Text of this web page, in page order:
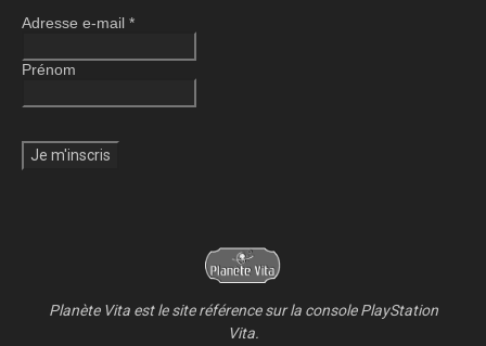
Adresse e-mail *
Prénom
Planète Vita est le site référence sur la console PlayStation
Vita.